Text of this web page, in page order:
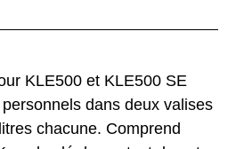
KLE500 et KLE500 SE
dans deux valises
chacune. Comprend